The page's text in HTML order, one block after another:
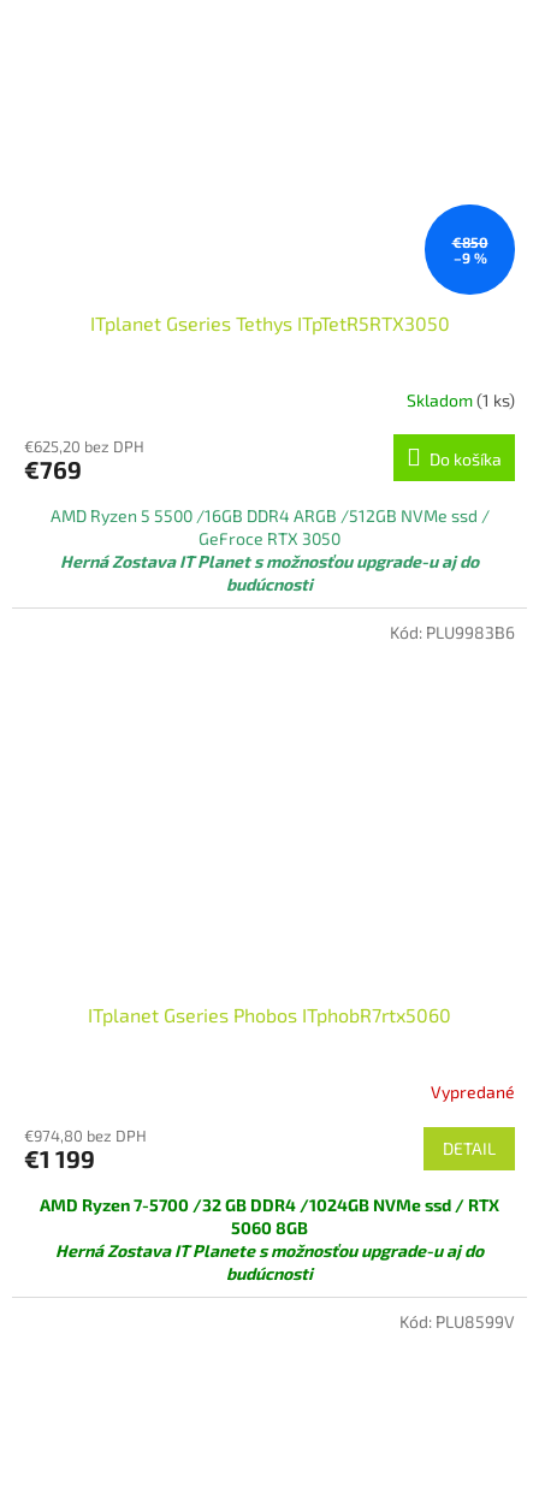
€850
–9 %
ITplanet Gseries Tethys ITpTetR5RTX3050
Skladom(1 ks)
€625,20 bez DPH
€769 Do košíka
AMD Ryzen 5 5500 /16GB DDR4 ARGB /512GB NVMe ssd /
GeFroce RTX 3050
Herná Zostava IT Planet s možnosťou upgrade-u aj do
budúcnosti
ITplanet Gseries Phobos ITphobR7rtx5060
Vypredané
€974,80 bez DPH
€1 199 DETAIL
AMD Ryzen 7-5700 /32 GB DDR4 /1024GB NVMe ssd / RTX
5060 8GB
Herná Zostava IT Planete s možnosťou upgrade-u aj do
budúcnosti
Kód: PLU9983B6
Kód: PLU8599V